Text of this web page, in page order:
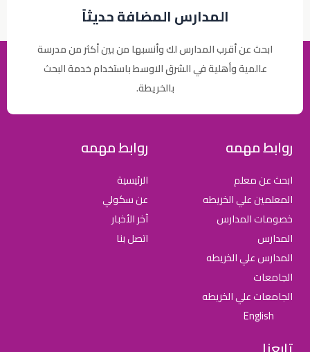
المدارس المضافة حديثاً
ابحث عن أقرب المدارس لك وأنسبها من بين أكثر من مدرسة
عالمية وأهلية في الشرق الاوسط باستخدام خدمة البحث
بالخريطة.
روابط مهمه
ابحث عن معلم
المعلمين علي الخريطه
خصومات المدارس
المدارس
المدارس علي الخريطه
الجامعات
الجامعات علي الخريطه
English
روابط مهمه
الرئيسية
عن سكولي
آخر الأخبار
اتصل بنا